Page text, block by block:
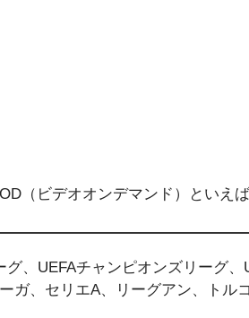
（ビデオオンデマンド）といえ
グ、UEFAチャンピオンズリーグ
ガ、セリエA、リーグアン、トル